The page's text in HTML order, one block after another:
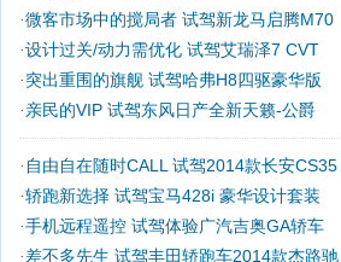
·微客市场中的搅局者 试驾新龙马启腾M70
·设计过关/动力需优化 试驾艾瑞泽7 CVT
· 突出重围的旗舰 试驾哈弗H8四驱豪华版
·亲民的VIP 试驾东风日产全新天籁-公爵
· 自由自在随时CALL 试驾2014款长安CS35
·轿跑新选择 试驾宝马428i 豪华设计套装
·手机远程遥控 试驾体验广汽吉奥GA轿车
· 差不多先生 试驾丰田轿跑车2014款杰路驰